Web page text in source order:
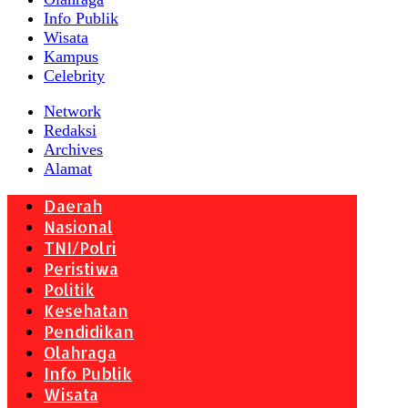
Info Publik
Wisata
Kampus
Celebrity
Network
Redaksi
Archives
Alamat
Daerah
Nasional
TNI/Polri
Peristiwa
Politik
Kesehatan
Pendidikan
Olahraga
Info Publik
Wisata